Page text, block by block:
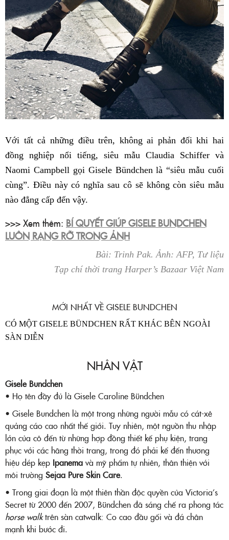
Với tất cả những điều trên, không ai phản đối khi hai
đồng nghiệp nổi tiếng, siêu mẫu Claudia Schiffer và
Naomi Campbell gọi Gisele Bündchen là “siêu mẫu cuối
cùng”. Điều này có nghĩa sau cô sẽ không còn siêu mẫu
nào đẳng cấp đến vậy.
>>> Xem thêm: BÍ QUYẾT GIÚP GISELE BUNDCHEN
LUÔN RẠNG RỠ TRONG ẢNH
Bài: Trinh Pak. Ảnh: AFP, Tư liệu
Tạp chí thời trang Harper’s Bazaar Việt Nam
MỚI NHẤT VỀ GISELE BUNDCHEN
CÓ MỘT GISELE BÜNDCHEN RẤT KHÁC BÊN NGOÀI
SÀN DIỄN
NHÂN VẬT
Gisele Bundchen
• Họ tên đầy đủ là Gisele Caroline Bündchen
• Gisele Bundchen là một trong những người mẫu có cát-xê
quảng cáo cao nhất thế giới. Tuy nhiên, một nguồn thu nhập
lớn của cô đến từ những hợp đồng thiết kế phụ kiện, trang
phục với các hãng thời trang, trong đó phải kể đến thương
hiệu dép kẹp Ipanema và mỹ phẩm tự nhiên, thân thiện với
môi trường Sejaa Pure Skin Care.
• Trong giai đoạn là một thiên thần độc quyền của Victoria’s
Secret từ 2000 đến 2007, Bündchen đã sáng chế ra phong tác
horse walktrên sàn catwalk: Co cao đầu gối và đá chân
mạnh khi bước đi.